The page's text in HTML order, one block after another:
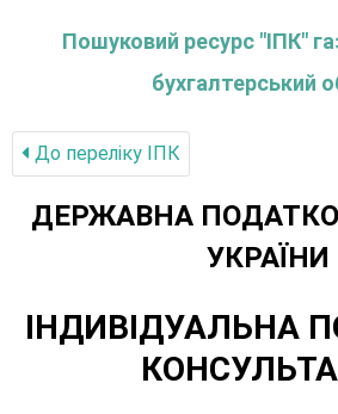
Пошуковий ресурс "ІПК"
бухгалтерський
До переліку IПК
ДЕРЖАВНА
УКРАЇНИ
ІНДИВІДУАЛЬНА